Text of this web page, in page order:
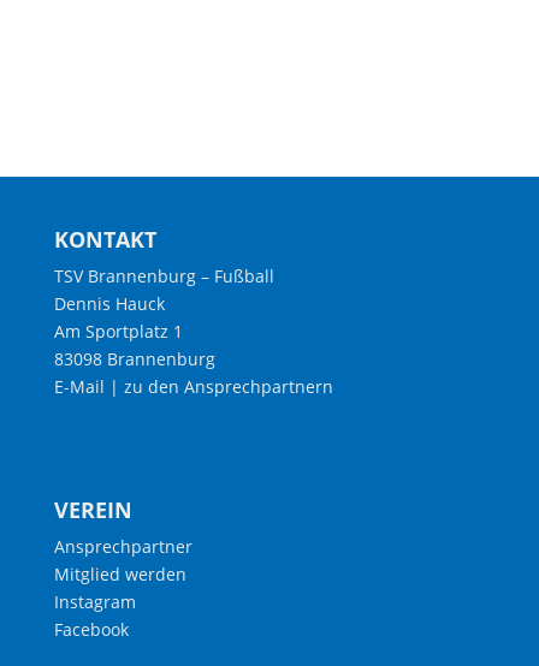
KONTAKT
TSV Brannenburg – Fußball
Dennis Hauck
Am Sportplatz 1
83098 Brannenburg
E-Mail | zu den Ansprechpartnern
VEREIN
Ansprechpartner
Mitglied werden
Instagram
Facebook